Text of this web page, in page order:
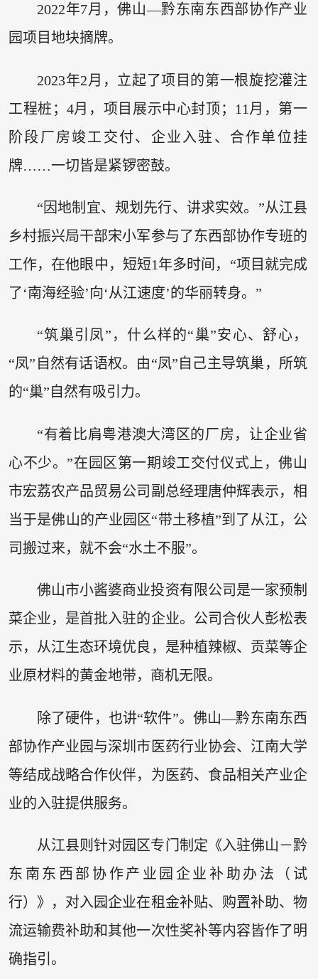
2022年7月，佛山—黔东南东西部协作产业
园项目地块摘牌。
2023年2月，立起了项目的第一根旋挖灌注
工程桩；4月，项目展示中心封顶；11月，第一
阶段厂房竣工交付、企业入驻、合作单位挂
牌……一切皆是紧锣密鼓。
“因地制宜、规划先行、讲求实效。”从江县
乡村振兴局干部宋小军参与了东西部协作专班的
工作，在他眼中，短短1年多时间，“项目就完成
了‘南海经验’向‘从江速度’的华丽转身。”
“筑巢引凤”，什么样的“巢”安心、舒心，
“凤”自然有话语权。由“凤”自己主导筑巢，所筑
的“巢”自然有吸引力。
“有着比肩粤港澳大湾区的厂房，让企业省
心不少。”在园区第一期竣工交付仪式上，佛山
市宏荔农产品贸易公司副总经理唐仲辉表示，相
当于是佛山的产业园区“带土移植”到了从江，公
司搬过来，就不会“水土不服”。
佛山市小酱婆商业投资有限公司是一家预制
菜企业，是首批入驻的企业。公司合伙人彭松表
示，从江生态环境优良，是种植辣椒、贡菜等企
业原材料的黄金地带，商机无限。
除了硬件，也讲“软件”。佛山—黔东南东西
部协作产业园与深圳市医药行业协会、江南大学
等结成战略合作伙伴，为医药、食品相关产业企
业的入驻提供服务。
从江县则针对园区专门制定《入驻佛山－黔
东南东西部协作产业园企业补助办法（试
行）》，对入园企业在租金补贴、购置补助、物
流运输费补助和其他一次性奖补等内容皆作了明
确指引。